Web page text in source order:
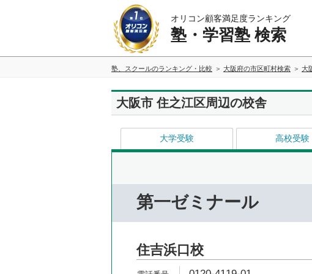
オリコン顧客満足度ランキング
塾・学習塾 検索
塾、スクールのランキング・比較 大阪府の市区町村検索 大
大阪市 住之江区周辺の校舎
大学受験 高校受験
第一ゼミナール
住吉浜口校